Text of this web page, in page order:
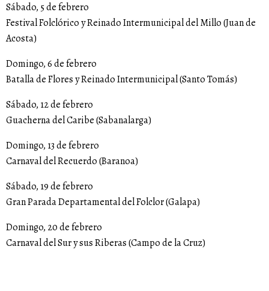
Sábado, 5 de febrero
Festival Folclórico y Reinado Intermunicipal del Millo (Juan de
Acosta)
Domingo, 6 de febrero
Batalla de Flores y Reinado Intermunicipal (Santo Tomás)
Sábado, 12 de febrero
Guacherna del Caribe (Sabanalarga)
Domingo, 13 de febrero
Carnaval del Recuerdo (Baranoa)
Sábado, 19 de febrero
Gran Parada Departamental del Folclor (Galapa)
Domingo, 20 de febrero
Carnaval del Sur y sus Riberas (Campo de la Cruz)